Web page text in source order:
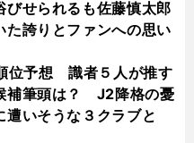
びせられるも佐藤慎太郎
た誇りとファンへの思い
位予想 識者５人が推す
補筆頭は？ J2降格の憂
遭いそうな３クラブと